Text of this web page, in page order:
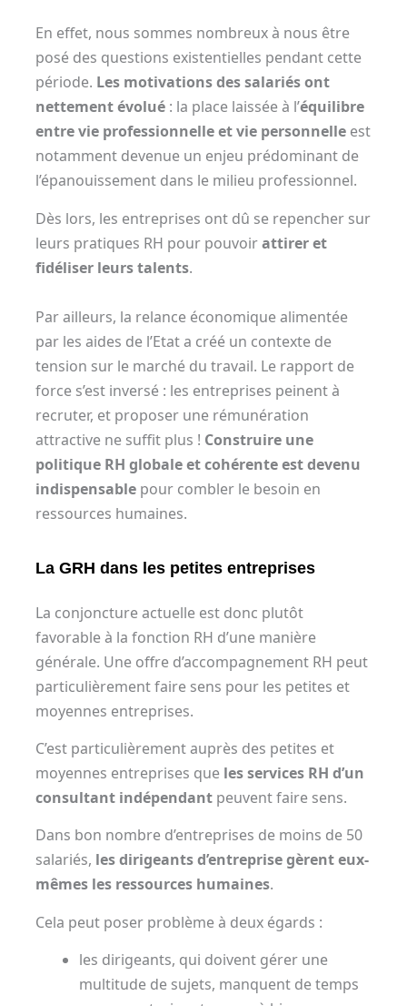
En effet, nous sommes nombreux à nous être
posé des questions existentielles pendant cette
période. Les motivations des salariés ont
nettement évolué: la place laissée à l’équilibre
entre vie professionnelle et vie personnelleest
notamment devenue un enjeu prédominant de
l’épanouissement dans le milieu professionnel.
Dès lors, les entreprises ont dû se repencher sur
leurs pratiques RH pour pouvoirattirer et
fidéliser leurs talents.
Par ailleurs, la relance économique alimentée
par les aides de l’Etat a créé un contexte de
tension sur le marché du travail. Le rapport de
force s’est inversé : les entreprises peinent à
recruter, et proposer une rémunération
attractive ne suffit plus ! Construire une
politique RH globale et cohérente est devenu
indispensablepour combler le besoin en
ressources humaines.
La GRH dans les petites entreprises
La conjoncture actuelle est donc plutôt
favorable à la fonction RH d’une manière
générale. Une offre d’accompagnement RH peut
particulièrement faire sens pour les petites et
moyennes entreprises.
C’est particulièrement auprès des petites et
moyennes entreprises que les services RH d’un
consultant indépendantpeuvent faire sens.
Dans bon nombre d’entreprises de moins de 50
salariés, les dirigeants d’entreprise gèrent eux-
mêmes les ressources humaines.
Cela peut poser problème à deux égards :
les dirigeants, qui doivent gérer une
multitude de sujets, manquent de temps